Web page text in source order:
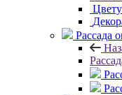
Рассада